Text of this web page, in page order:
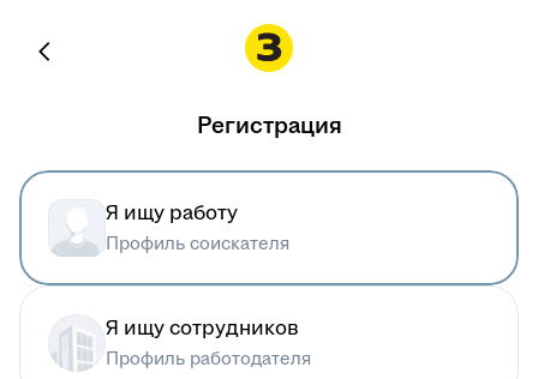
Регистрация
Я ищу работу
Профиль соискателя
Я ищу сотрудников
Профиль работодателя